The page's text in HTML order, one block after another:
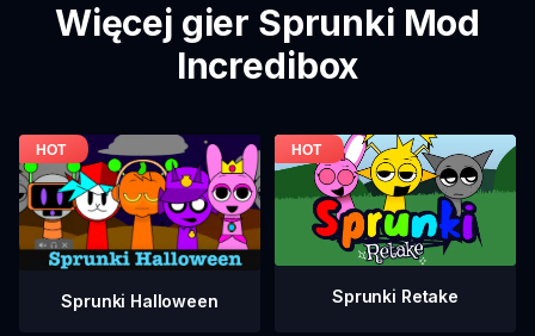
Więcej gier Sprunki Mod
Incredibox
Sprunki Halloween Sprunki Retake